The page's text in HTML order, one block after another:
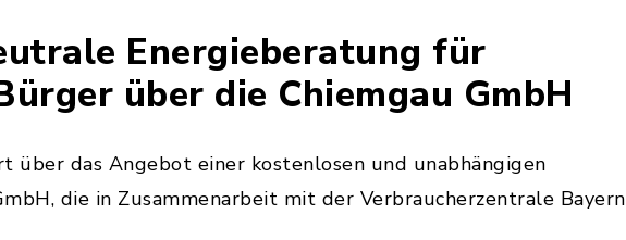
Energieberatung für
über die Chiemgau GmbH
über das Angebot einer kostenlosen und unabhängigen
die in Zusammenarbeit mit der Verbraucherzentrale Bayern